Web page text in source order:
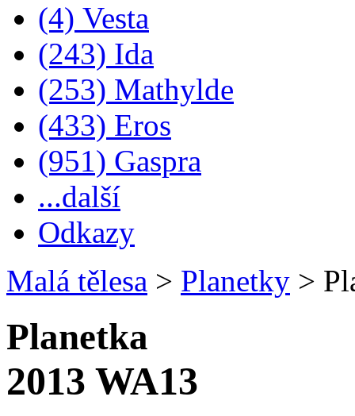
(4) Vesta
(243) Ida
(253) Mathylde
(433) Eros
(951) Gaspra
...další
Odkazy
Malá tělesa > Planetky >
Planetka
2013 WA13